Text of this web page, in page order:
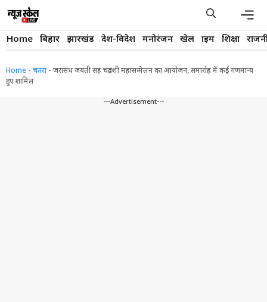
content
Home बिहार झारखंड देश-विदेश मनोरंजन खेल क्राइम शिक्षा
Home - चतरा - जरासंध जयंती सह चंद्रवंशी महासम्मेलन का आयोजन, समारोह में कई गणमान्य
हुए शामिल
---Advertisement---